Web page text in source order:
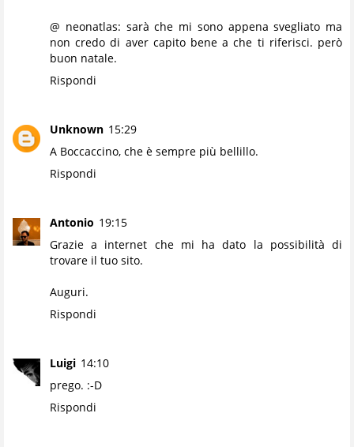
@ neonatlas: sarà che mi sono appena svegliato ma
non credo di aver capito bene a che ti riferisci. però
buon natale.
Rispondi
Unknown 15:29
A Boccaccino, che è sempre più bellillo.
Rispondi
Antonio 19:15
Grazie a internet che mi ha dato la possibilità di
trovare il tuo sito.
Auguri.
Rispondi
Luigi 14:10
prego. :-D
Rispondi